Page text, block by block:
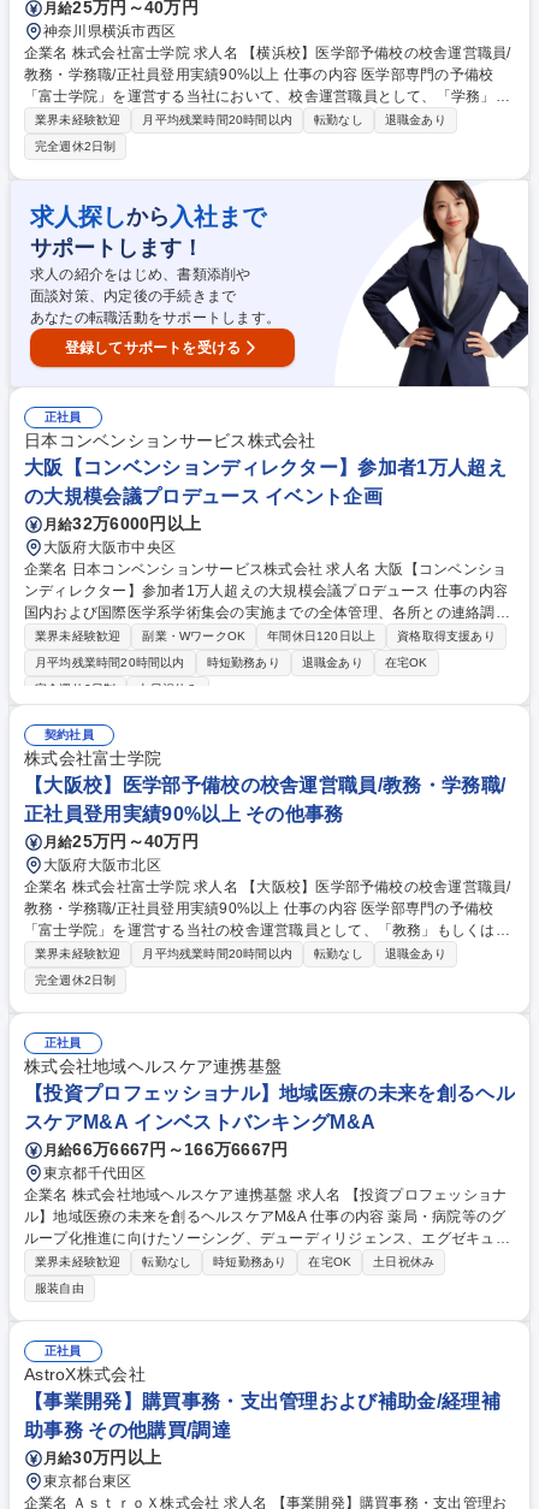
月給25万円～40万円
神奈川県横浜市西区
企業名 株式会社富士学院 求人名 【横浜校】医学部予備校の校舎運営職員/
教務・学務職/正社員登用実績90%以上 仕事の内容 医学部専門の予備校
「富士学院」を運営する当社において、校舎運営職員として、「学務」も
しくは「教務」の業務をご担当いただきます。当ポジションは運営職員で
講師業務はございません。 【学務(生徒募集)】■DM,チラシなどの企画■電
話/メール問い合わせ対応■入学面談の実施■各種セミナーの実施■進学校訪
問、情報収集 など ※これまでのご経験に応じ、できることから徐々にお
任せしていきます。 【教務(校舎運営)】■学習管理(生徒面談、学習進度の
管理、時間割作成ほか)■講師マネジメント(指導依頼、指導料や授業報告の
管理ほか)■保護者連携(進捗報告、三者面談の運営ほか)■施設管理、行事運
営 など 募集職種 【横浜校】医学部予備校の校舎運営職員/教務・学務職/正
社員登用実績90%以上
業界未経験歓迎 月平均残業時間20時間以内 転勤なし
退職金あり
完全週休2日制
求人探しから 入社まで
サポートします！
求人の紹介をはじめ、書類添削や
面談対策、内定後の手続きまで
あなたの転職活動をサポートします。
登録してサポートを受ける
正社員
日本コンベンションサービス株式会社
大阪【コンベンションディレクター】参加者1万人超え
の大規模会議プロデュース イベント企画
月給32万6000円以上
大阪府大阪市中央区
企業名 日本コンベンションサービス株式会社 求人名 大阪【コンベンショ
ンディレクター】参加者1万人超えの大規模会議プロデュース 仕事の内容
国内および国際医学系学術集会の実施までの全体管理、各所との連絡調整
を行うコンベンションディレクターを募集いたします。現地開催やオンラ
イン開催、両者を融合したハイブリッド開催など、開催形態は様々です。
■学術集会主催者との折衝 ■学術集会の全体予算管理と準備スケジュール
の制作 ■各種制作・発注関係業務(人員計画及びスタッフ発注、施工/装飾/
演出業務、飲食発注等) ■関係会社・団体との連絡調整(会場,ホテル,旅行代
理店,自治体,印刷会社,その他協力会社等) ■接遇業務(VIP・招待者対応,パー
ティーコーディネート等) ■当日の運営業務全般 募集職種 大阪【コンベン
ションディレクター】参加者1万人超えの大規模会議プロデュース
業界未経験歓迎 副業・WワークOK 年間休日120日以上
資格取得支援あり
月平均残業時間20時間以内
時短勤務あり 退職金あり
在宅OK
完全週休2日制
土日祝休み
契約社員
株式会社富士学院
【大阪校】医学部予備校の校舎運営職員/教務・学務職/
正社員登用実績90%以上 その他事務
月給25万円～40万円
大阪府大阪市北区
企業名 株式会社富士学院 求人名 【大阪校】医学部予備校の校舎運営職員/
教務・学務職/正社員登用実績90%以上 仕事の内容 医学部専門の予備校
「富士学院」を運営する当社の校舎運営職員として、「教務」もしくは
「学務」の業務をご担当いただきます。講師業務はございません。 変更の
範囲：当社業務全般 【教務(校舎運営)】■学習管理(生徒面談、学習進度の
管理、時間割作成ほか)■講師マネジメント(指導依頼、指導料や授業報告の
管理ほか)■保護者連携(進捗報告、三者面談の運営ほか)■施設管理、行事運
営 など 【学務(生徒募集)】■DM,チラシなどの企画■電話/メール問い合わ
せ対応■入学面談の実施■各種セミナーの実施■進学校訪問、情報収集 など
※これまでのご経験に応じ、できることから徐々にお任せしていきます。
募集職種 【大阪校】医学部予備校の校舎運営職員/教務・学務職/正社員登
用実績90%以上
業界未経験歓迎 月平均残業時間20時間以内 転勤なし
退職金あり
完全週休2日制
正社員
株式会社地域ヘルスケア連携基盤
【投資プロフェッショナル】地域医療の未来を創るヘル
スケアM&A インベストバンキングM&A
月給66万6667円～166万6667円
東京都千代田区
企業名 株式会社地域ヘルスケア連携基盤 求人名 【投資プロフェッショナ
ル】地域医療の未来を創るヘルスケアM&A 仕事の内容 薬局・病院等のグ
ループ化推進に向けたソーシング、デューディリジェンス、エグゼキュー
ション等、M&Aに係る一連の業務を担っていただきます。病院やクリニッ
クの理事と良い関係性を築くことがポイントです。 ・調剤薬局や病院を中
心としたヘルスケア事業への投資判断 ・薬局・病院・在宅企業・歯科医院
への投資後のバリューアップ・モニタリング ※業務範囲の限定はなく、で
きる方には多くの裁量で仕事に取り組んでいただきたいと考えています。
また、PEの担当者として案件を成立させるだけではなく、投資家を募る
活動や、バリューアップの様々な企画等にも携わっていただきたいと考え
ております。 募集職種 【投資プロフェッショナル】地域医療の未来を創
るヘルスケアM&A
業界未経験歓迎 転勤なし 時短勤務あり 在宅OK
土日祝休み
服装自由
正社員
AstroX株式会社
【事業開発】購買事務・支出管理および補助金/経理補
助事務 その他購買/調達
月給30万円以上
東京都台東区
企業名 ＡｓｔｒｏＸ株式会社 求人名 【事業開発】購買事務・支出管理お